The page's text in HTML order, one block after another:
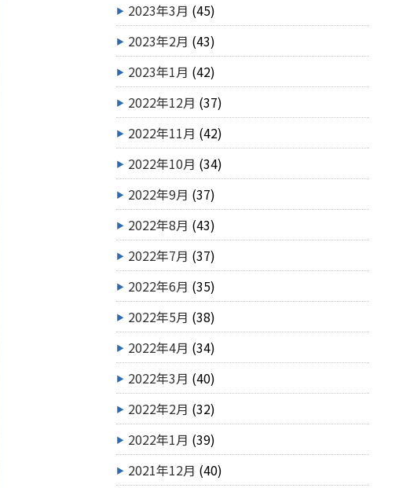
2023年3月 (45)
2023年2月 (43)
2023年1月 (42)
2022年12月 (37)
2022年11月 (42)
2022年10月 (34)
2022年9月 (37)
2022年8月 (43)
2022年7月 (37)
2022年6月 (35)
2022年5月 (38)
2022年4月 (34)
2022年3月 (40)
2022年2月 (32)
2022年1月 (39)
2021年12月 (40)